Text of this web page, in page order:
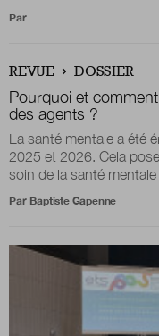
Nous suivre
Par
REVUE DOSSIER
Pourquoi et
des agents ?
La santé mentale a été
2025 et 2026. Cela
soin de la santé mentale
Par Baptiste Gapenne